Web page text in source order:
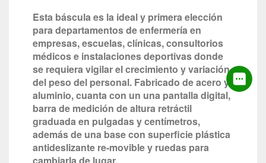
Esta báscula es la ideal y primera elección
para departamentos de enfermería en
empresas, escuelas, clínicas, consultorios
médicos e instalaciones deportivas donde
se requiera vigilar el crecimiento y variación
del peso del personal. Fabricado de acero y
aluminio, cuanta con un una pantalla digital,
barra de medición de altura retráctil
graduada en pulgadas y centímetros,
además de una base con superficie plástica
antideslizante re-movible y ruedas para